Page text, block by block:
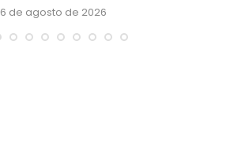
6 de agosto de 2026